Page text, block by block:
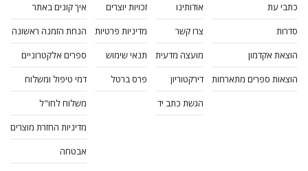
כתבי עת
סדרות
הוצאת אקדמון
הוצאות ספרים מתארחות
אודותינו
צרו קשר
מועצה מדעית
דירקטוריון
הגשת כתב יד
זכויות יוצרים
מדיניות פרטיות
תנאי שימוש
פרס ברטל
איך קונים באתר
הנחת הזמנה ראשונה
ספרים אלקטרוניים
דמי טיפול ומשלוח
משלוח לחו"ל
מדיניות החזרת מוצרים
אבטחה